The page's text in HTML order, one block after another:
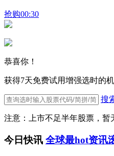
抢购00:30
恭喜你！
获得7天免费试用增强选时的机
搜
注意：上市不足半年股票，暂
今日快讯 全球最hot资讯